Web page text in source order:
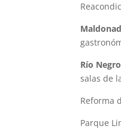
Río
salas de
Reforma
Parque